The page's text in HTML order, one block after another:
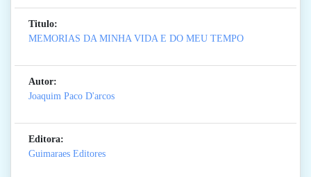
Titulo:
MEMORIAS DA MINHA VIDA E DO MEU TEMPO
Autor:
Joaquim Paco D'arcos
Editora:
Guimaraes Editores